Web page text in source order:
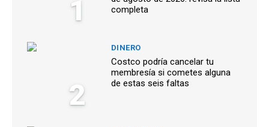
1
completa
2
DINERO
Costco podría cancelar tu
membresía si cometes alguna
de estas seis faltas